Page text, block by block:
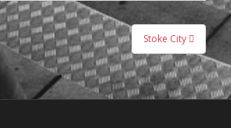
Stoke City